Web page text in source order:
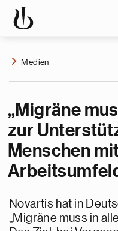
Medien
„Migräne
zur
Menschen
Novartis hat in
„Migräne muss in